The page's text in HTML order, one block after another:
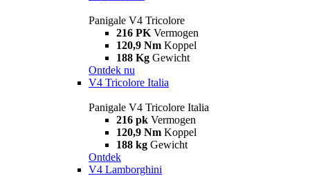
Panigale V4 Tricolore
216 PK Vermogen
120,9 Nm Koppel
188 Kg Gewicht
Ontdek nu
V4 Tricolore Italia
Panigale V4 Tricolore Italia
216 pk Vermogen
120,9 Nm Koppel
188 kg Gewicht
Ontdek
V4 Lamborghini